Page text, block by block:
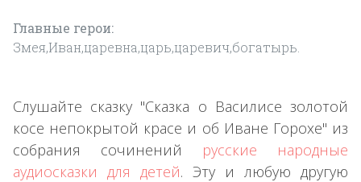
Главные герои:
Змея,Иван,царевна,царь,царевич,богатырь.
Слушайте сказку "Сказка о Василисе золотой
косе непокрытой красе и об Иване Горохе" из
собрания сочинений русские народные
аудиосказки для детей. Эту и любую другую